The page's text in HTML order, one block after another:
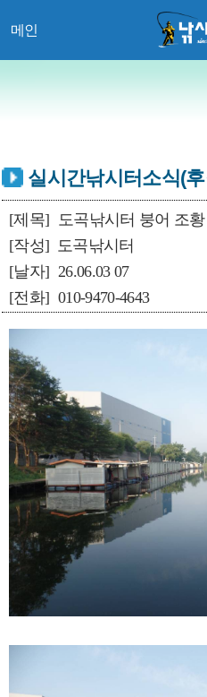
메인
실시간낚시터소식(
[제목] 도곡낚시터 붕어 조
[작성] 도곡낚시터
[날자] 26.06.03 07
[전화] 010-9470-4643